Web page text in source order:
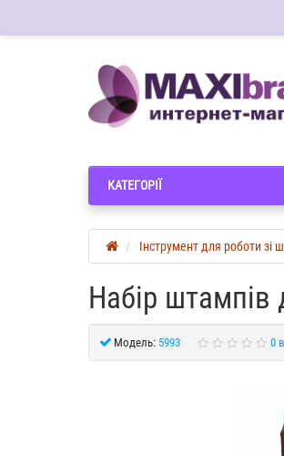
КАТЕГОРІЇ
Інструмент для роботи зі
Набір
Модель: 5993 0